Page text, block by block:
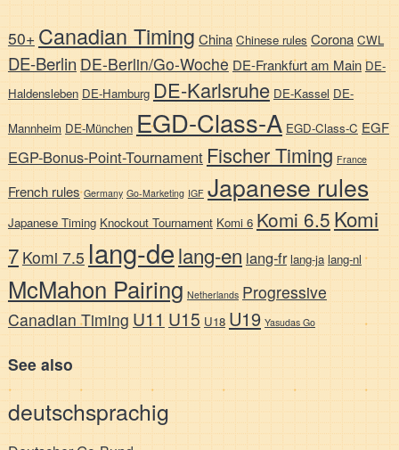
50+ Canadian Timing China Chinese rules Corona CWL
DE-Berlin DE-Berlin/Go-Woche DE-Frankfurt am Main DE-
Haldensleben DE-Hamburg DE-Karlsruhe DE-Kassel DE-
Mannheim DE-München EGD-Class-A EGD-Class-C EGF
EGP-Bonus-Point-Tournament Fischer Timing France
French rules Germany Go-Marketing IGF Japanese rules
Japanese Timing Knockout Tournament Komi 6 Komi 6.5Komi
7 Komi 7.5 lang-delang-en lang-fr lang-ja lang-nl
McMahon Pairing Netherlands Progressive
Canadian Timing U11 U15 U18 U19 Yasudas Go
See also
deutschsprachig